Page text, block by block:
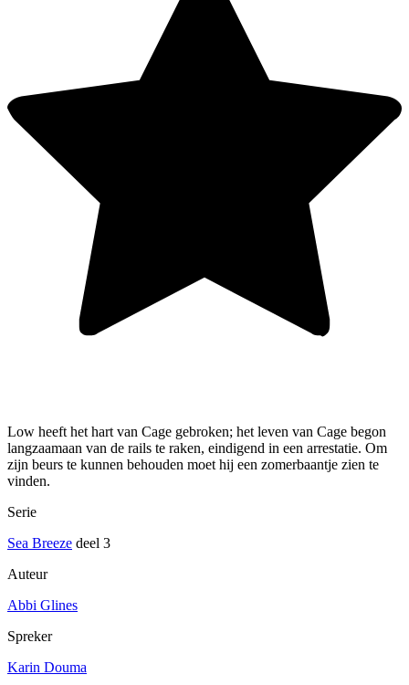
Low heeft het hart van Cage gebroken; het leven van Cage begon
langzaamaan van de rails te raken, eindigend in een arrestatie. Om
zijn beurs te kunnen behouden moet hij een zomerbaantje zien te
vinden.
Serie
Sea Breeze deel 3
Auteur
Abbi Glines
Spreker
Karin Douma